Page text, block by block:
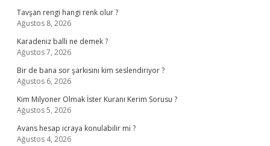
Tavşan rengi hangi renk olur ?
Ağustos 8, 2026
Karadeniz balli ne demek ?
Ağustos 7, 2026
Bir de bana sor şarkısını kim seslendiriyor ?
Ağustos 6, 2026
Kim Milyoner Olmak İster Kuranı Kerim Sorusu ?
Ağustos 5, 2026
Avans hesap icraya konulabilir mi ?
Ağustos 4, 2026